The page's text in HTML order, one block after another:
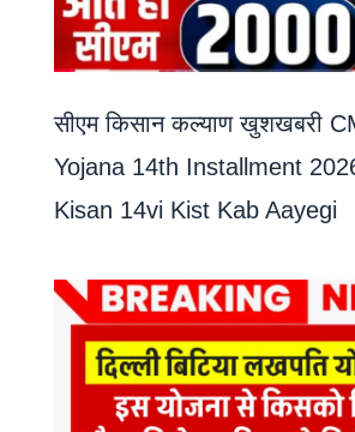
सीएम किसान कल्याण खुशखबरी
Yojana 14th Installment
Kisan 14vi Kist Kab Aayegi